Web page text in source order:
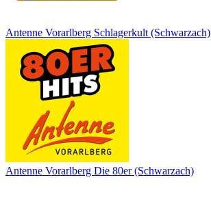
Antenne Vorarlberg Schlagerkult (Schwarzach)
Antenne Vorarlberg Die 80er (Schwarzach)